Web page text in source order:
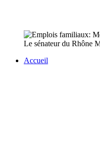
Le sénateur du Rhône
Accueil